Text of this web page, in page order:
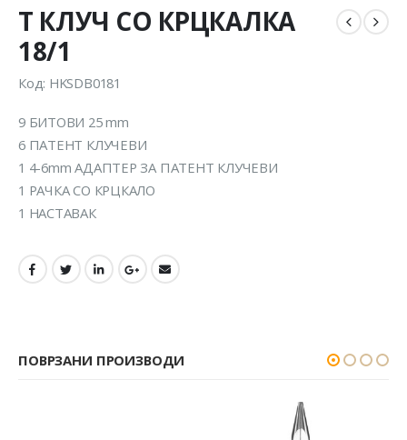
T КЛУЧ СО КРЦКАЛКА
18/1
Код: HKSDB0181
9 БИТОВИ 25 mm
6 ПАТЕНТ КЛУЧЕВИ
1 4-6mm АДАПТЕР ЗА ПАТЕНТ КЛУЧЕВИ
1 РАЧКА СО КРЦКАЛО
1 НАСТАВАК
ПОВРЗАНИ ПРОИЗВОДИ